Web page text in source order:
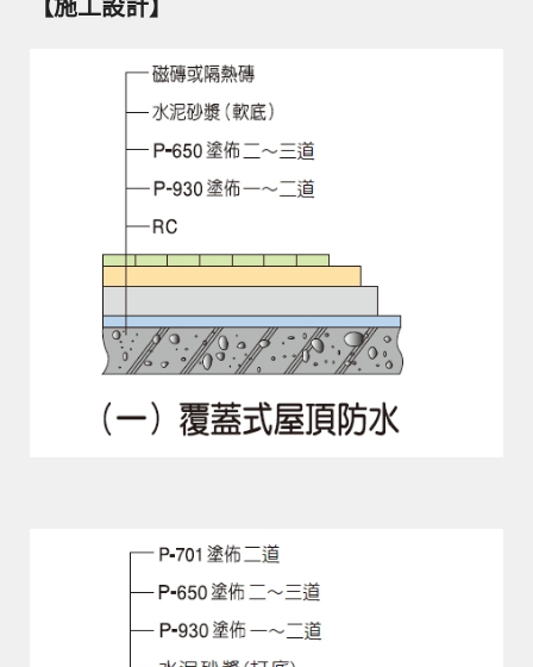
【施工設計】